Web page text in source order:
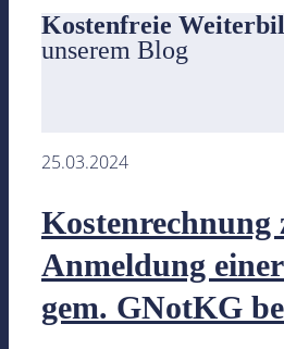
Live-Webinare
Webinar-Aufzeichnungen
- alle vergangenen
Kostenfreie
unserem Blog
25.03.2024
Kostenrechnung
Anmeldung
gem. GNotKG